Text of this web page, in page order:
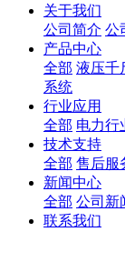
关于我们
公司简介 公
产品中心
全部 液压千
系统
行业应用
全部 电力行
技术支持
全部 售后服
新闻中心
全部 公司新
联系我们